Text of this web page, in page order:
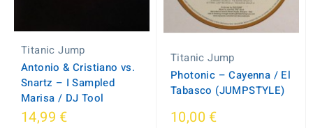
Titanic Jump
Antonio & Cristiano vs.
Snartz ‎– I Sampled
Marisa / DJ Tool
14,99 €
Titanic Jump
Photonic – Cayenna / El
Tabasco (JUMPSTYLE)
10,00 €